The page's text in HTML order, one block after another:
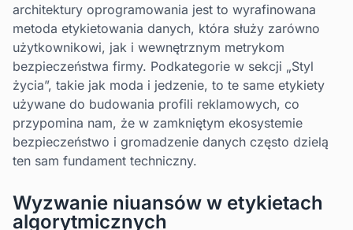
architektury oprogramowania jest to wyrafinowana
metoda etykietowania danych, która służy zarówno
użytkownikowi, jak i wewnętrznym metrykom
bezpieczeństwa firmy. Podkategorie w sekcji „Styl
życia”, takie jak moda i jedzenie, to te same etykiety
używane do budowania profili reklamowych, co
przypomina nam, że w zamkniętym ekosystemie
bezpieczeństwo i gromadzenie danych często dzielą
ten sam fundament techniczny.
Wyzwanie niuansów w etykietach
algorytmicznych